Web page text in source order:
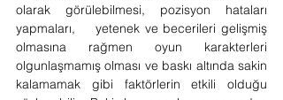
olarak görülebilmesi, pozisyon hataları
yapmaları,    yetenek ve becerileri gelişmiş
olmasına rağmen oyun karakterleri
olgunlaşmamış olması ve baskı altında sakin
kalamamak gibi faktörlerin etkili olduğu